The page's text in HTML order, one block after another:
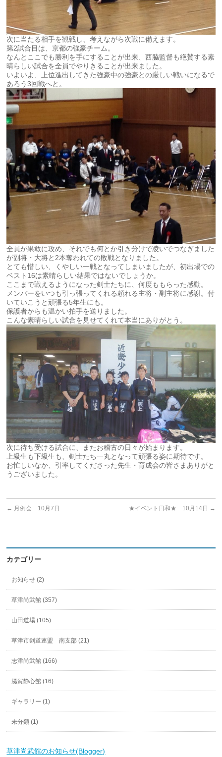
次に当たる相手を観戦し、考えながら次戦に備えます。
第2試合目は、京都の強豪チーム。
なんとここでも勝利を手にすることが出来、西脇監督も絶賛する素
晴らしい試合を全員でやりきることが出来ました。
いよいよ、上位進出してきた強豪中の強豪との厳しい戦いになるで
あろう3回戦へと。
全員が果敢に攻め、それでも何とか引き分けで凌いでつなぎました
が副将・大将と2本奪われての敗戦となりました。
とても惜しい、くやしい一戦となってしまいましたが、初出場での
ベスト16は素晴らしい結果ではないでしょうか。
ここまで戦えるようになった剣士たちに、何度ももらった感動。
メンバーをいつも引っ張ってくれる頼れる主将・副主将に感謝。付
いていこうと頑張る5年生にも。
保護者からも温かい拍手を送りました。
こんな素晴らしい試合を見せてくれて本当にありがとう。
次に待ち受ける試合に、またお稽古の日々が始まります。
上級生も下級生も、剣士たち一丸となって頑張る姿に期待です。
お忙しいなか、引率してくださった先生・育成会の皆さまありがと
うございました。
← 月例会 10月7日 ★イベント日和★ 10月14日 →
カテゴリー
お知らせ (2)
草津尚武館 (357)
山田道場 (105)
草津市剣道連盟 南支部 (21)
志津尚武館 (166)
滋賀静心館 (16)
ギャラリー (1)
未分類 (1)
草津尚武館のお知らせ(Blogger)